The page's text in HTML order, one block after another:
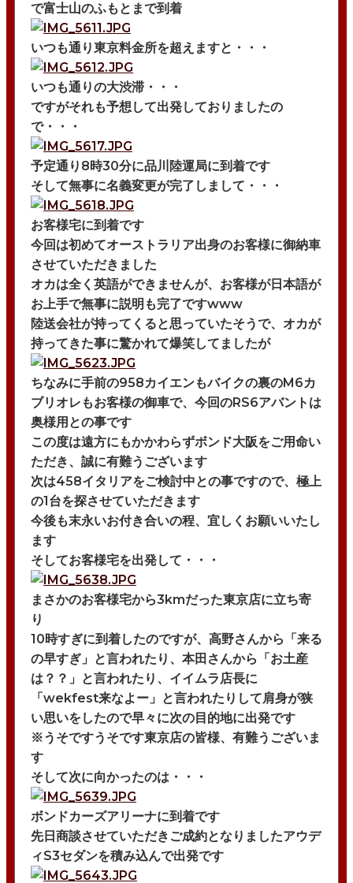
bond GLASS
bond Beijing
bond Germany
で富士山のふもとまで到着
いつも通り東京料金所を超えますと・・・
いつも通りの大渋滞・・・
ですがそれも予想して出発しておりましたの
で・・・
予定通り8時30分に品川陸運局に到着です
そして無事に名義変更が完了しまして・・・
お客様宅に到着です
今回は初めてオーストラリア出身のお客様に御納車
させていただきました
オカは全く英語ができませんが、お客様が日本語が
お上手で無事に説明も完了ですwww
陸送会社が持ってくると思っていたそうで、オカが
持ってきた事に驚かれて爆笑してましたが
ちなみに手前の958カイエンもバイクの裏のM6カ
ブリオレもお客様の御車で、今回のRS6アバントは
奥様用との事です
この度は遠方にもかかわらずボンド大阪をご用命い
ただき、誠に有難うございます
次は458イタリアをご検討中との事ですので、極上
の1台を探させていただきます
今後も末永いお付き合いの程、宜しくお願いいたし
ます
そしてお客様宅を出発して・・・
まさかのお客様宅から3kmだった東京店に立ち寄
り
10時すぎに到着したのですが、高野さんから「来る
の早すぎ」と言われたり、本田さんから「お土産
は？？」と言われたり、イイムラ店長に
「wekfest来なよー」と言われたりして肩身が狭
い思いをしたので早々に次の目的地に出発です
※うそですうそです東京店の皆様、有難うございま
す
そして次に向かったのは・・・
ボンドカーズアリーナに到着です
先日商談させていただきご成約となりましたアウデ
ィS3セダンを積み込んで出発です